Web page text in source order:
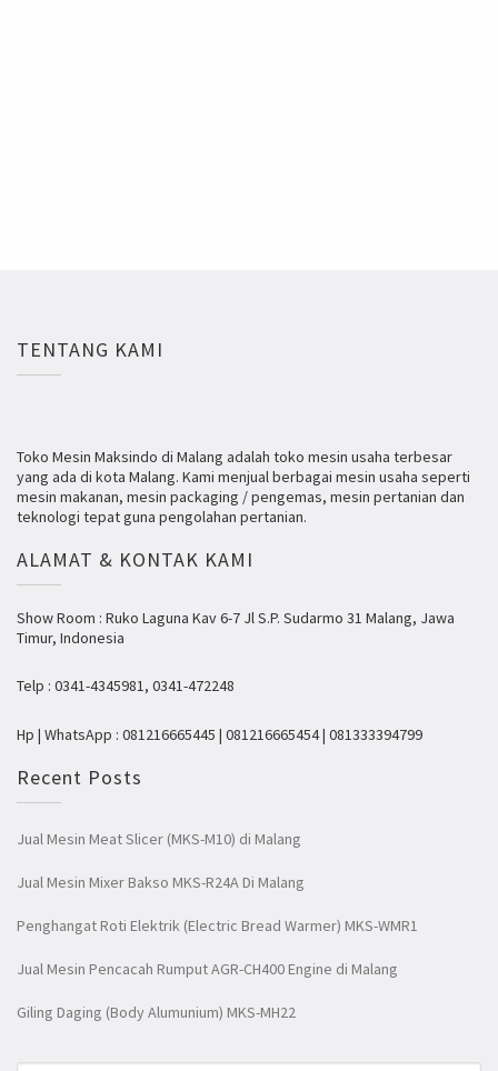
TENTANG KAMI
Toko Mesin Maksindo di Malang adalah toko mesin usaha terbesar
yang ada di kota Malang. Kami menjual berbagai mesin usaha seperti
mesin makanan, mesin packaging / pengemas, mesin pertanian dan
teknologi tepat guna pengolahan pertanian.
ALAMAT & KONTAK KAMI
Show Room : Ruko Laguna Kav 6-7 Jl S.P. Sudarmo 31 Malang, Jawa
Timur, Indonesia
Telp : 0341-4345981, 0341-472248
Hp | WhatsApp : 081216665445 | 081216665454 | 081333394799
Recent Posts
Jual Mesin Meat Slicer (MKS-M10) di Malang
Jual Mesin Mixer Bakso MKS-R24A Di Malang
Penghangat Roti Elektrik (Electric Bread Warmer) MKS-WMR1
Jual Mesin Pencacah Rumput AGR-CH400 Engine di Malang
Giling Daging (Body Alumunium) MKS-MH22